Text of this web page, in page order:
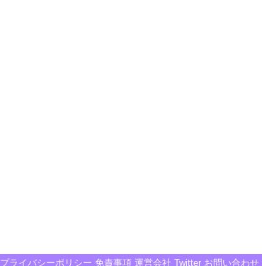
プライバシーポリシー 免責事項 運営会社 Twitter お問い合わせ